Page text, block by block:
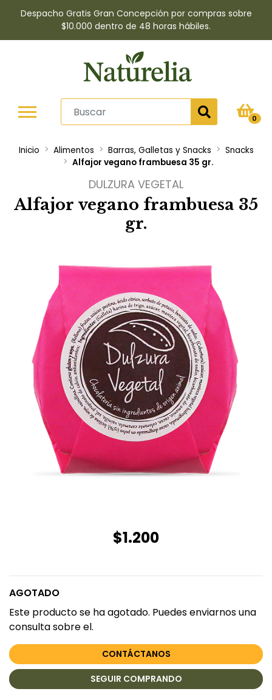
Despacho Gratis Gran Concepción por compras sobre
$10.000 dentro de 48 horas hábiles.
0
Inicio Alimentos Barras, Galletas y Snacks
Snacks
Alfajor vegano frambuesa 35 gr.
DULZURA VEGETAL
Alfajor vegano frambuesa 35
gr.
$1.200
AGOTADO
Este producto se ha agotado. Puedes enviarnos una
consulta sobre el.
CONTÁCTANOS
SEGUIR COMPRANDO